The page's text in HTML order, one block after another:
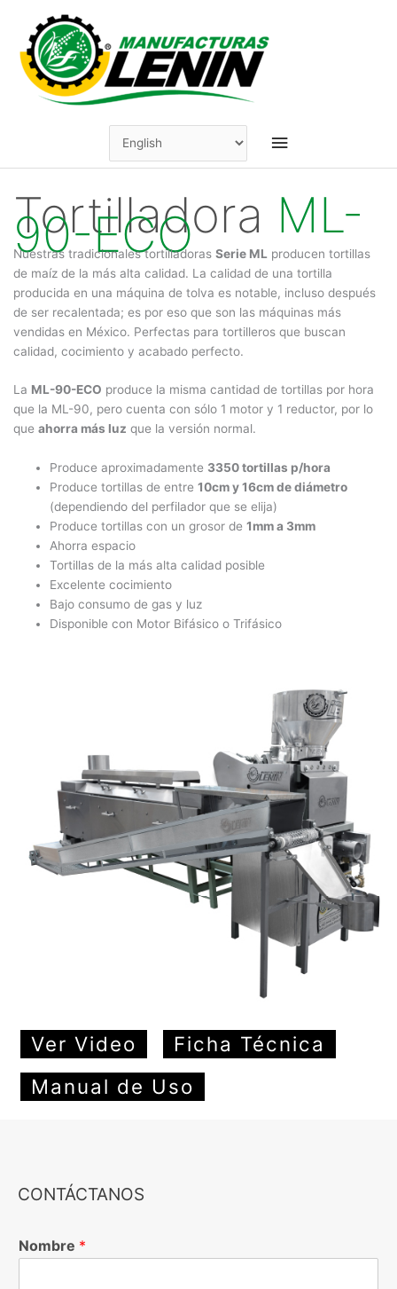
content
Main
Tortilladora ML-
90-ECO
Nuestras tradicionales tortilladoras Serie ML producen tortillas
de maíz de la más alta calidad. La calidad de una tortilla
producida en una máquina de tolva es notable, incluso después
de ser recalentada; es por eso que son las máquinas más
vendidas en México. Perfectas para tortilleros que buscan
calidad, cocimiento y acabado perfecto.
La ML-90-ECO produce la misma cantidad de tortillas por hora
que la ML-90, pero cuenta con sólo 1 motor y 1 reductor, por lo
que ahorra más luz que la versión normal.
Produce aproximadamente 3350 tortillas p/hora
Produce tortillas de entre10cm y 16cm de diámetro
(dependiendo del perfilador que se elija)
Produce tortillas con un grosor de1mm a 3mm
Ahorra espacio
Tortillas de la más alta calidad posible
Excelente cocimiento
Bajo consumo de gas y luz
Disponible con Motor Bifásico o Trifásico
Ver Video
Ficha Técnica
Manual de Uso
CONTÁCTANOS
Nombre *